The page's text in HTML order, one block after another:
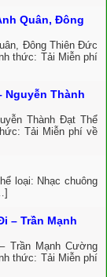
Quân, Đông
Đông Thiên Đức
thức: Tải Miễn phí
Nguyễn Thành
Thành Đạt Thể
Tải Miễn phí về
loại: Nhạc chuông
– Trần Mạnh
Trần Mạnh Cường
thức: Tải Miễn phí